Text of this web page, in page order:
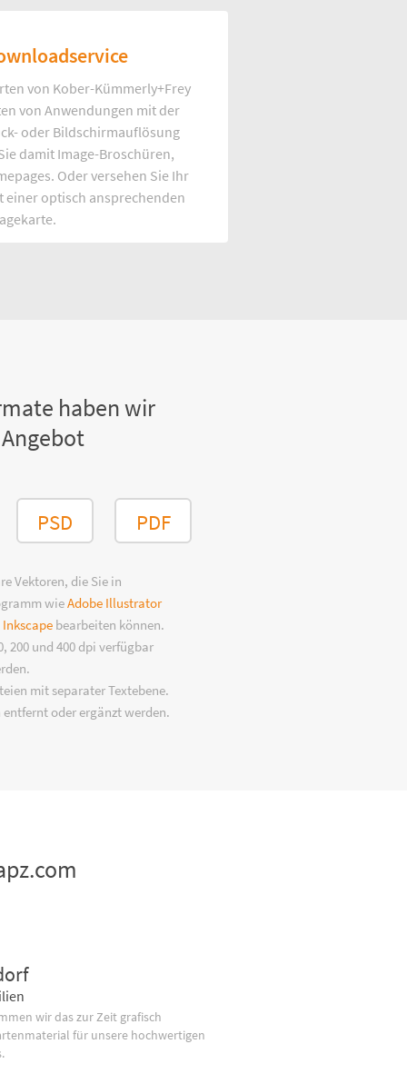
von Kober-Kümmerly+Frey
von Anwendungen mit der
oder Bildschirmauflösung
damit Image-Broschüren,
Oder versehen Sie Ihr
einer optisch ansprechenden
haben wir
PSD PDF
Vektoren, die Sie in
wieAdobe Illustrator
Inkscape bearbeiten können.
200 und 400 dpi verfügbar
mit separater Textebene.
oder ergänzt werden.
wir das zur Zeit grafisch
für unsere hochwertigen